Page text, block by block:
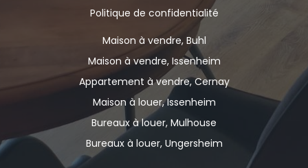
Politique de confidentialité
Maison à vendre, Buhl
Maison à vendre, Issenheim
Appartement à vendre, Cernay
Maison à louer, Issenheim
Bureaux à louer, Mulhouse
Bureaux à louer, Ungersheim